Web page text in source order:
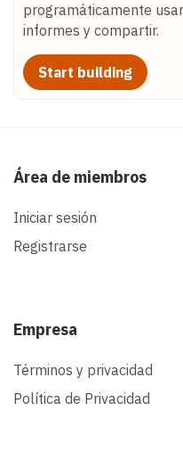
programáticamente
informes y compartir.
Start building
Área de miembros
Iniciar sesión
Registrarse
Empresa
Términos y privacidad
Política de Privacidad